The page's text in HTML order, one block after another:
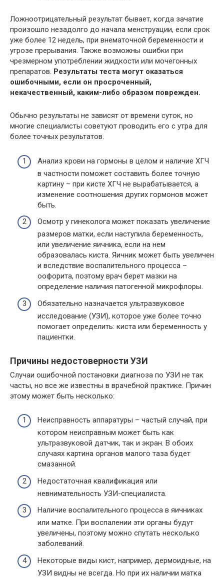
Ложноотрицательный результат бывает, когда зачатие
произошло незадолго до начала менструации, если срок
уже более 12 недель, при внематочной беременности и
угрозе прерывания. Также возможны ошибки при
чрезмерном употреблении жидкости или мочегонных
препаратов. Результаты теста могут оказаться
ошибочными, если он просроченный,
некачественный, каким-либо образом поврежден.
Обычно результаты не зависят от времени суток, но
многие специалисты советуют проводить его с утра для
более точных результатов.
Анализ крови на гормоны в целом и наличие ХГЧ
в частности поможет составить более точную
картину – при кисте ХГЧ не вырабатывается, а
изменение соотношения других гормонов может
быть.
Осмотр у гинеколога может показать увеличение
размеров матки, если наступила беременность,
или увеличение яичника, если на нем
образовалась киста. Яичник может быть увеличен
и вследствие воспалительного процесса –
оофорита, поэтому врач берет мазки на
определение наличия патогенной микрофлоры.
Обязательно назначается ультразвуковое
исследование (УЗИ), которое уже более точно
помогает определить: киста или беременность у
пациентки.
Причины недостоверности УЗИ
Случаи ошибочной постановки диагноза по УЗИ не так
часты, но все же известны в врачебной практике. Причин
этому может быть несколько:
Неисправность аппаратуры – частый случай, при
котором неисправным может быть как
ультразвуковой датчик, так и экран. В обоих
случаях картина органов малого таза будет
смазанной.
Недостаточная квалификация или
невнимательность УЗИ-специалиста.
Наличие воспалительного процесса в яичниках
или матке. При воспалении эти органы будут
увеличены, поэтому можно спутать несколько
заболеваний.
Некоторые виды кист, например, дермоидные, на
УЗИ видны не всегда. Но при их наличии матка